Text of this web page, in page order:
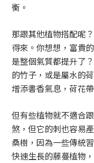
衡。
那跟其他植物搭配呢
得來。你想想，富貴
是整個氣質都提升了
的竹子，或是屬水的
增添書香氣息，荷花
但有些植物就不適合
煞，但它的刺也容易
桑樹，因為一些傳統
快速生長的藤蔓植物